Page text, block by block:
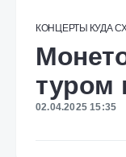
КОНЦЕРТЫ КУДА
туром
02.04.2025 15:35